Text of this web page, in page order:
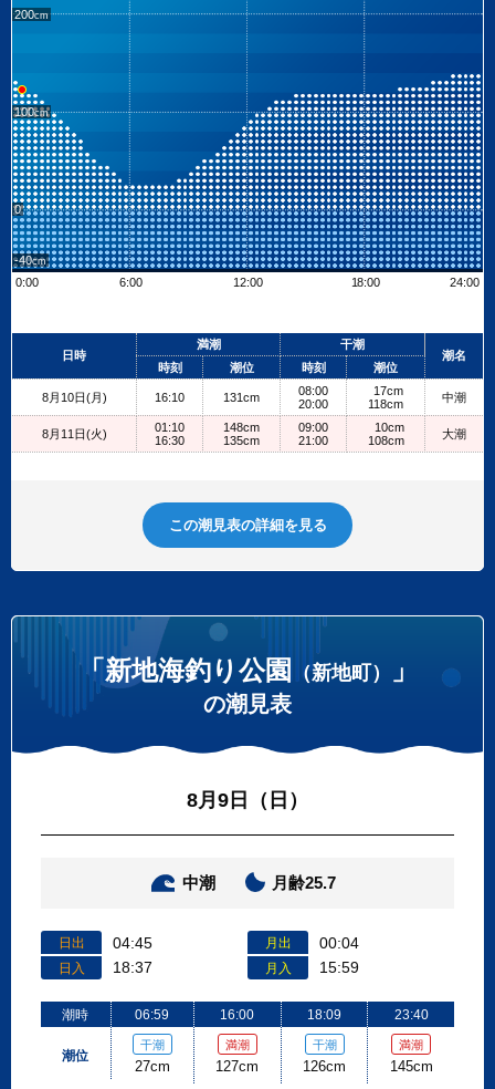
200
100
0
-40
0:00
6:00 12:00 18:00 24:00
+
日時
満潮
干潮
潮名
時刻
潮位 時刻 潮位
8月10日(月) 16:10 131cm
08:00
20:00
17cm
118cm
中潮
8月11日(火)
01:10
16:30
148cm
135cm
09:00
21:00
10cm
108cm
大潮
この潮見表の詳細を見る
「新地海釣り公園 （新地町） 」
の潮見表
8月9日（日）
中潮 月齢25.7
日出 04:45
日入 18:37
月出 00:04
月入 15:59
潮時
潮位
06:59
干潮
27cm
16:00
満潮
127cm
18:09
干潮
126cm
23:40
満潮
145cm